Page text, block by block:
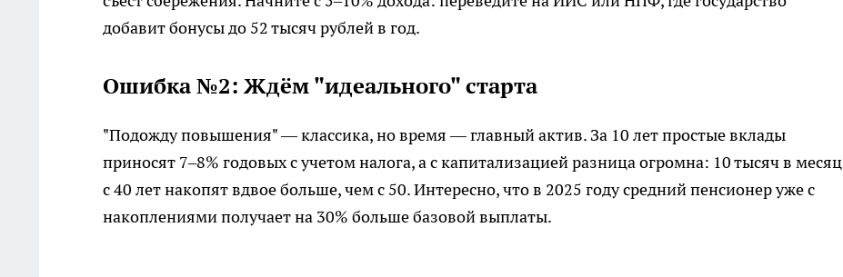
добавит бонусы до 52 тысяч рублей в год.
Ошибка №2: Ждём "идеального" старта
"Подожду повышения" — классика, но время — главный актив. За 10 лет простые вклады
приносят 7–8% годовых с учетом налога, а с капитализацией разница огромна: 10 тысяч в месяц
с 40 лет накопят вдвое больше, чем с 50. Интересно, что в 2025 году средний пенсионер уже с
накоплениями получает на 30% больше базовой выплаты.